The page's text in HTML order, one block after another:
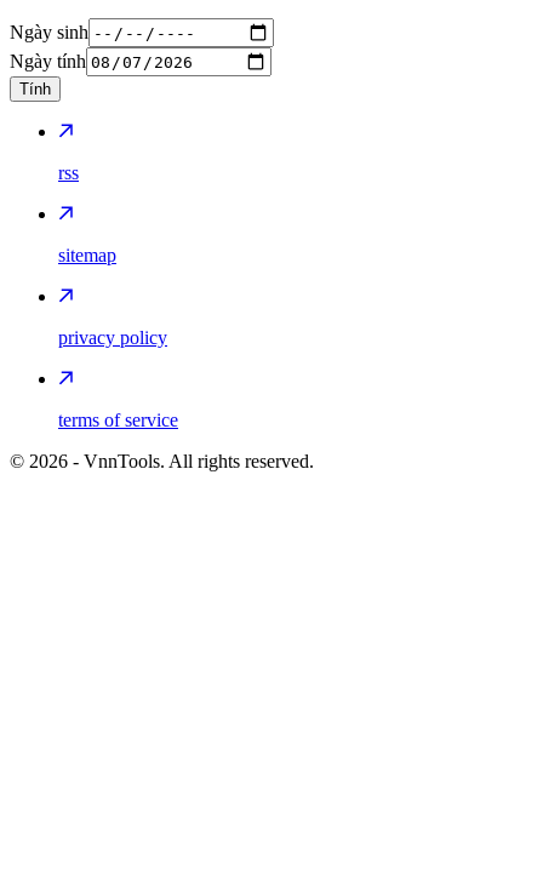
Ngày sinh
Ngày tính
Tính
rss
sitemap
privacy policy
terms of service
© 2026 - VnnTools. All rights reserved.